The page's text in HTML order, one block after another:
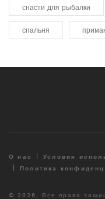
снасти для рыбалки
спальня
О нас
Условия
Политика
© 2026. Все права